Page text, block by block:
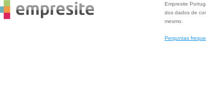
Empresite
dos dados de
mesmo.
Perguntas